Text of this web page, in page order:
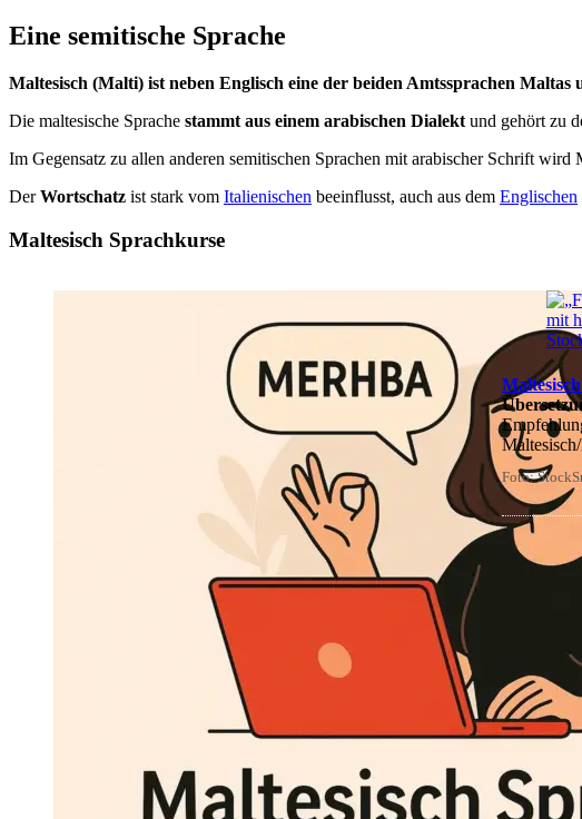
Eine semitische Sprache
Maltesisch (Malti) ist neben Englisch eine der beiden Amtssprachen Maltas
Die maltesische Sprache stammt aus einem arabischen Dialekt und gehört zu
Im Gegensatz zu allen anderen semitischen Sprachen mit arabischer Schrift wird
DerWortschatz ist stark vom Italienischen beeinflusst, auch aus dem Englischen
Maltesisch Sprachkurse
Foto: